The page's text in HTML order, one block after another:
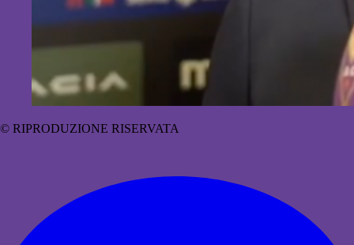
© RIPRODUZIONE RISERVATA